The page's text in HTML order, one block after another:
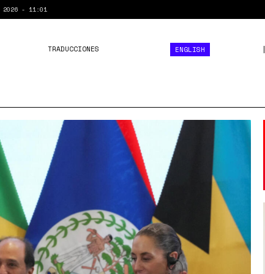
- 11:01
TRADUCCIONES ENGLISH